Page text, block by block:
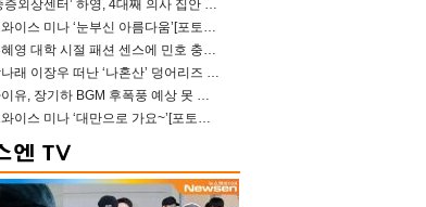
‘중증외상센터’ 하영, 4대째 의사 집안 인증 “증조부, 고종 황제 진료”(옥문아)[어제TV]
트와이스 미나 ‘눈부신 아름다움’[포토엔HD]
류혜영 대학 시절 패션 센스에 민호 충격 “레몬색 레깅스에 다리 없는 줄”(나혼산)
박나래 이장우 떠난 ‘나혼산’ 덩어리즈 왔다, 1인 1케이크에 팜유 전현무 충격[어제TV]
아이유, 장기하 BGM 후폭풍 예상 못 했나‥삭제 오보→윤가이까지 엮여 시끌
트와이스 미나 ‘대만으로 가요~’[포토엔HD]